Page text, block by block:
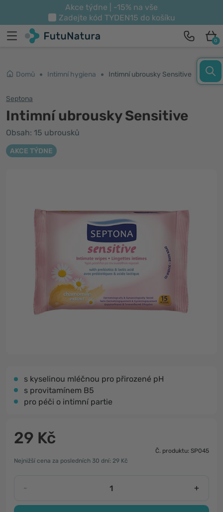
Akce týdne | -15% na vše
Zadejte kód TYDEN15 do košíku
0
Domů Intimní hygiena Intimní ubrousky Sensitive
Septona
Intimní ubrousky Sensitive
Obsah: 15 ubrousků
AKCE TÝDNE
s kyselinou mléčnou pro přirozené pH
s provitamínem B5
pro péči o intimní partie
29 Kč
Č. produktu: SP045
Nejnižší cena za posledních 30 dní: 29 Kč
- +